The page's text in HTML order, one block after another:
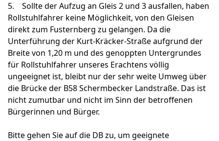
5. Sollte der Aufzug an Gleis 2 und 3 ausfallen, haben
Rollstuhlfahrer keine Möglichkeit, von den Gleisen
direkt zum Fusternberg zu gelangen. Da die
Unterführung der Kurt-Kräcker-Straße aufgrund der
Breite von 1,20 m und des genoppten Untergrundes
für Rollstuhlfahrer unseres Erachtens völlig
ungeeignet ist, bleibt nur der sehr weite Umweg über
die Brücke der B58 Schermbecker Landstraße. Das ist
nicht zumutbar und nicht im Sinn der betroffenen
Bürgerinnen und Bürger.
Bitte gehen Sie auf die DB zu, um geeignete